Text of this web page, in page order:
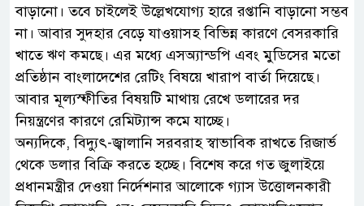
বাড়ানো। তবে চাইলেই উল্লেখযোগ্য হারে রপ্তানি বাড়ানো সম্ভব
না। আবার সুদহার বেড়ে যাওয়াসহ বিভিন্ন কারণে বেসরকারি
খাতে ঋণ কমছে। এর মধ্যে এসঅ্যান্ডপি এবং মুডিসের মতো
প্রতিষ্ঠান বাংলাদেশের রেটিং বিষয়ে খারাপ বার্তা দিয়েছে।
আবার মূল্যস্ফীতির বিষয়টি মাথায় রেখে ডলারের দর
নিয়ন্ত্রণের কারণে রেমিট্যান্স কমে যাচ্ছে।
অন্যদিকে, বিদ্যুৎ-জ্বালানি সরবরাহ স্বাভাবিক রাখতে রিজার্ভ
থেকে ডলার বিক্রি করতে হচ্ছে। বিশেষ করে গত জুলাইয়ে
প্রধানমন্ত্রীর দেওয়া নির্দেশনার আলোকে গ্যাস উত্তোলনকারী